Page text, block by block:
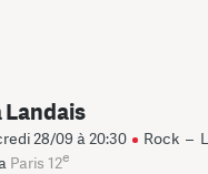
Landais
28/09 à 20:30 Rock –
Paris 12e